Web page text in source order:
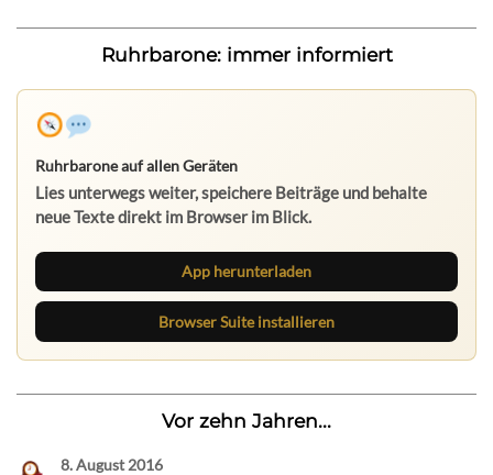
Ruhrbarone: immer informiert
Ruhrbarone auf allen Geräten
Lies unterwegs weiter, speichere Beiträge und behalte
neue Texte direkt im Browser im Blick.
App herunterladen
Browser Suite installieren
Vor zehn Jahren...
8. August 2016